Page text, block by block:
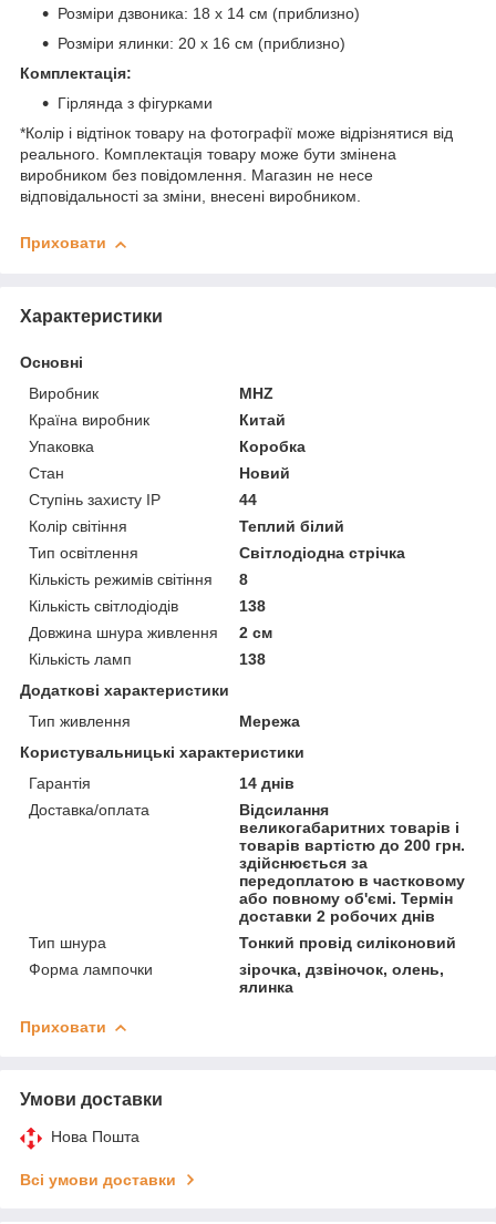
Розміри дзвоника: 18 х 14 см (приблизно)
Розміри ялинки: 20 х 16 см (приблизно)
Комплектація:
Гірлянда з фігурками
*Колір і відтінок товару на фотографії може відрізнятися від
реального. Комплектація товару може бути змінена
виробником без повідомлення. Магазин не несе
відповідальності за зміни, внесені виробником.
Приховати
Характеристики
Основні
Виробник
MHZ
Країна виробник
Китай
Упаковка
Коробка
Стан
Новий
Ступінь захисту IP
44
Колір світіння
Теплий білий
Тип освітлення
Світлодіодна стрічка
Кількість режимів світіння
8
Кількість світлодіодів
138
Довжина шнура живлення
2 см
Кількість ламп
138
Додаткові характеристики
Тип живлення
Мережа
Користувальницькі характеристики
Гарантія
14 днів
Доставка/оплата
Відсилання
великогабаритних товарів і
товарів вартістю до 200 грн.
здійснюється за
передоплатою в частковому
або повному об'ємі. Термін
доставки 2 робочих днів
Тип шнура
Тонкий провід силіконовий
Форма лампочки
зірочка, дзвіночок, олень,
ялинка
Приховати
Умови доставки
Нова Пошта
Всі умови доставки